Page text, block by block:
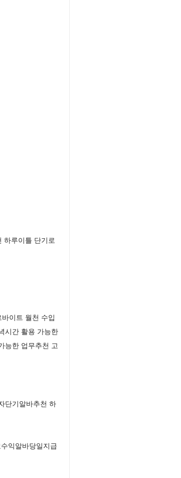
하루이틀 단기로
이트 월천 수입
시간 활용 가능한
능한 업무추천 고
단기알바추천 하
익알바당일지급